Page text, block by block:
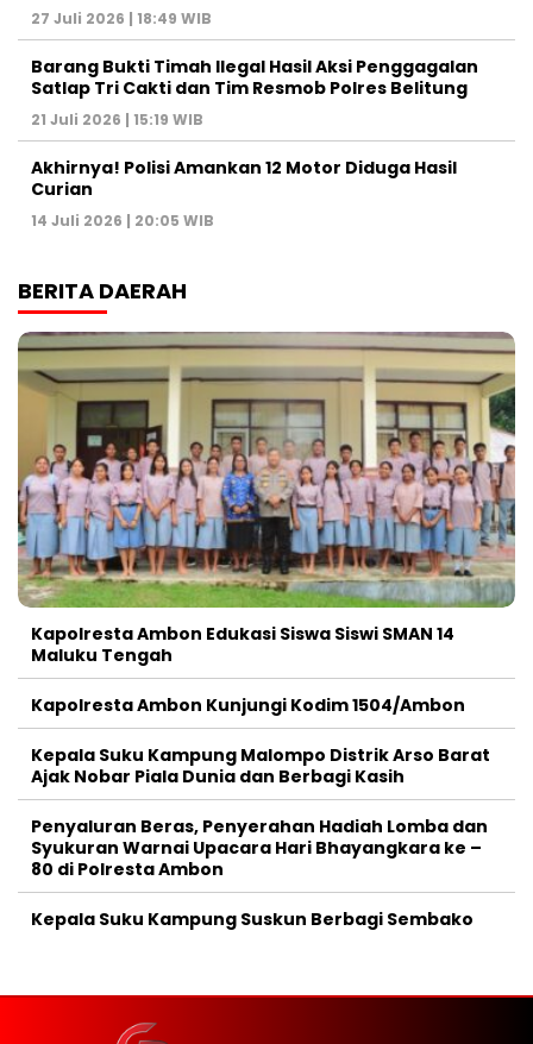
27 Juli 2026 | 18:49 WIB
Barang Bukti Timah Ilegal Hasil Aksi Penggagalan
Satlap Tri Cakti dan Tim Resmob Polres Belitung
21 Juli 2026 | 15:19 WIB
Akhirnya! Polisi Amankan 12 Motor Diduga Hasil
Curian
14 Juli 2026 | 20:05 WIB
BERITA DAERAH
Kapolresta Ambon Edukasi Siswa Siswi SMAN 14
Maluku Tengah
Kapolresta Ambon Kunjungi Kodim 1504/Ambon
Kepala Suku Kampung Malompo Distrik Arso Barat
Ajak Nobar Piala Dunia dan Berbagi Kasih
Penyaluran Beras, Penyerahan Hadiah Lomba dan
Syukuran Warnai Upacara Hari Bhayangkara ke –
80 di Polresta Ambon
Kepala Suku Kampung Suskun Berbagi Sembako